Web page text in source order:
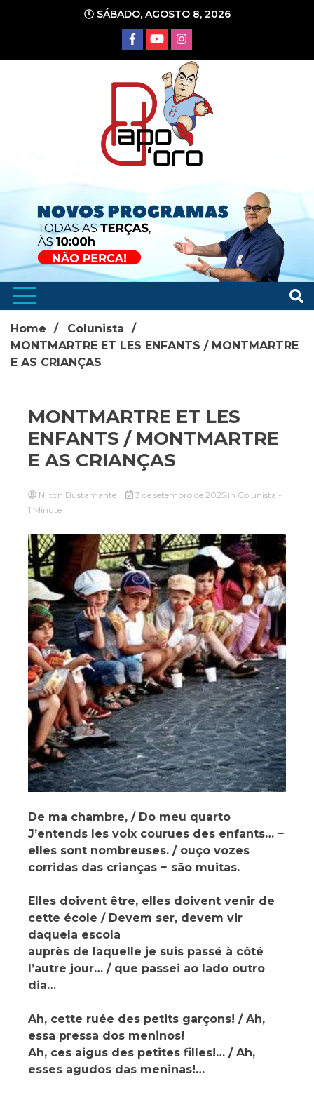
conteúdo
SÁBADO, AGOSTO 8, 2026
Home
Colunista
MONTMARTRE ET LES ENFANTS / MONTMARTRE
E AS CRIANÇAS
MONTMARTRE ET LES
ENFANTS / MONTMARTRE
E AS CRIANÇAS
Nilton Bustamante 3 de setembro de 2025 in Colunista -
1 Minute
De ma chambre, / Do meu quarto
J’entends les voix courues des enfants… −
elles sont nombreuses. / ouço vozes
corridas das crianças − são muitas.
Elles doivent être, elles doivent venir de
cette école / Devem ser, devem vir
daquela escola
auprès de laquelle je suis passé à côté
l’autre jour… / que passei ao lado outro
dia…
Ah, cette ruée des petits garçons! / Ah,
essa pressa dos meninos!
Ah, ces aigus des petites filles!… / Ah,
esses agudos das meninas!…